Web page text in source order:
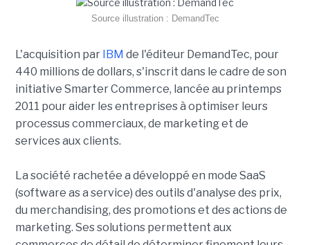
Source illustration : DemandTec
L'acquisition par IBM de l'éditeur DemandTec, pour
440 millions de dollars, s'inscrit dans le cadre de son
initiative Smarter Commerce, lancée au printemps
2011 pour aider les entreprises à optimiser leurs
processus commerciaux, de marketing et de
services aux clients.
La société rachetée a développé en mode SaaS
(software as a service) des outils d'analyse des prix,
du merchandising, des promotions et des actions de
marketing. Ses solutions permettent aux